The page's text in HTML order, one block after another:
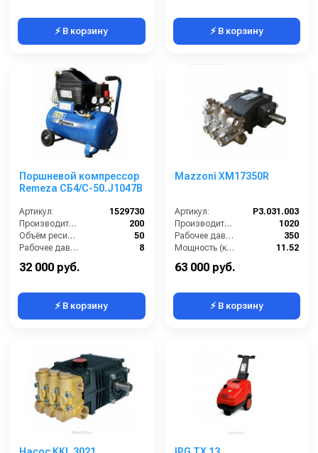
⚡ В корзину ⚡ В корзину
Поршневой компрессор
Remeza СБ4/С-50.J1047B
Артикул:
1529730
Производительность (л/мин):
200
Объём ресивера (л):
50
Рабочее давление (бар):
8
Мощность (кВт):
32 000 руб.
⚡ В корзину
Mazzoni XM17350R
Артикул:
P3.031.003
Производительность (л/ч):
1020
Рабочее давление (бар):
350
Мощность (кВт):
11.52
63 000 руб.
⚡ В корзину